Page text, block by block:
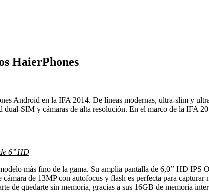
HaierPhones
Android en la IFA 2014. De líneas modernas, ultra-slim y
SIM y cámaras de alta resolución. En el marco de la IFA
6’’ HD
más fino de la gama. Su amplia pantalla de 6,0’’ HD
de 13MP con autofocus y flash es perfecta para
de quedarte sin memoria, gracias a sus 16GB de memoria